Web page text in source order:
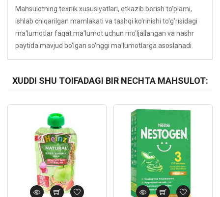
Mahsulotning texnik xususiyatlari, etkazib berish to'plami,
ishlab chiqarilgan mamlakati va tashqi ko'rinishi to'g'risidagi
ma'lumotlar faqat ma'lumot uchun mo'ljallangan va nashr
paytida mavjud bo'lgan so'nggi ma'lumotlarga asoslanadi.
XUDDI SHU TOIFADAGI BIR NECHTA MAHSULOT:
Kod: 805